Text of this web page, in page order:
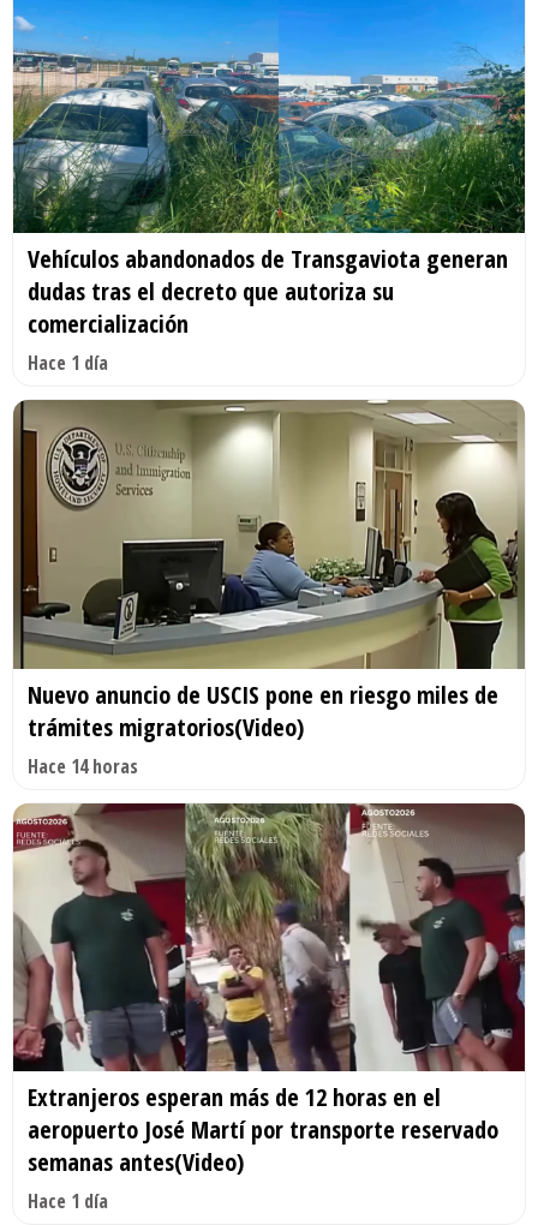
Vehículos abandonados de Transgaviota generan
dudas tras el decreto que autoriza su
comercialización
Hace 1 día
Nuevo anuncio de USCIS pone en riesgo miles de
trámites migratorios(Video)
Hace 14 horas
Extranjeros esperan más de 12 horas en el
aeropuerto José Martí por transporte reservado
semanas antes(Video)
Hace 1 día